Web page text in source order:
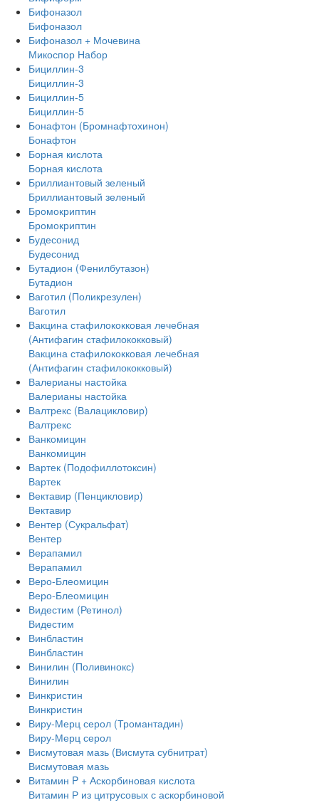
Бифоназол
Бифоназол
Бифоназол + Мочевина
Микоспор Набор
Бициллин-3
Бициллин-3
Бициллин-5
Бициллин-5
Бонафтон (Бромнафтохинон)
Бонафтон
Борная кислота
Борная кислота
Бриллиантовый зеленый
Бриллиантовый зеленый
Бромокриптин
Бромокриптин
Будесонид
Будесонид
Бутадион (Фенилбутазон)
Бутадион
Ваготил (Поликрезулен)
Ваготил
Вакцина стафилококковая лечебная
(Антифагин стафилококковый)
Вакцина стафилококковая лечебная
(Антифагин стафилококковый)
Валерианы настойка
Валерианы настойка
Валтрекс (Валацикловир)
Валтрекс
Ванкомицин
Ванкомицин
Вартек (Подофиллотоксин)
Вартек
Вектавир (Пенцикловир)
Вектавир
Вентер (Сукральфат)
Вентер
Верапамил
Верапамил
Веро-Блеомицин
Веро-Блеомицин
Видестим (Ретинол)
Видестим
Винбластин
Винбластин
Винилин (Поливинокс)
Винилин
Винкристин
Винкристин
Виру-Мерц серол (Тромантадин)
Виру-Мерц серол
Висмутовая мазь (Висмута субнитрат)
Висмутовая мазь
Витамин P + Аскорбиновая кислота
Витамин Р из цитрусовых с аскорбиновой